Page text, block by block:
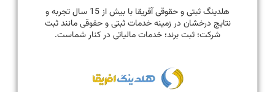
هلدینگ ثبتی و حقوقی آفریقا با بیش از 15 سال تجربه و
نتایج درخشان در زمینه خدمات ثبتی و حقوقی مانند ثبت
شرکت؛ ثبت برند؛ خدمات مالیاتی در کنار شماست.